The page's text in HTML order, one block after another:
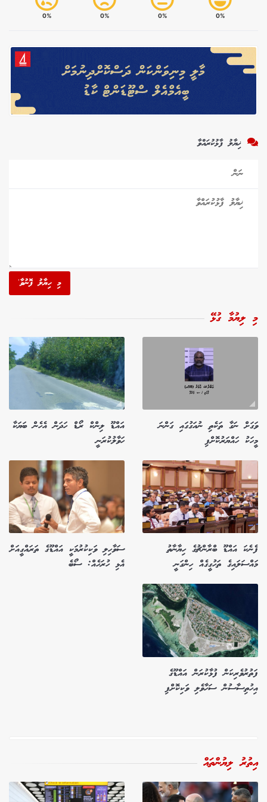
0%
0%
0%
0%
ޚިޔާލު ފާޅުކުރައްވާ
މި ހިޔާލު ފޮނުވާ'
މި ލިޔުމާ ގުޅޭ
ވަގަށް ނަގާ ތަކެތި ނުއަގުގައި ގަންނަ
މީހަކު ހައްޔަރުކޮށްފި
އައްޑޫ ލިންކް ރޯޑް ހަދަން އެހެން ބަޔަކާ
ހަވާލުކުރަނީ
ފެނެކަ އައްޑޫ ބްރާންޗުގެ ހިޔާނާތު
މައްސަލައިގެ ތަހުގީގެއް ހިންގަނީ
ސަވާހިލި ވަކިކުރުމަކީ އައްޑޫގެ ތަރައްގީއަށް
އެޅި ހުރަހެއް: ސޯބެ
ފަތުރުވެރިކަން ފުޅާކުރަން އައްޑޫގެ
އިހުތިސާސުން ސަހާވެލި ވަކިކޮށްފި
އިތުރު ލިޔުންތައް